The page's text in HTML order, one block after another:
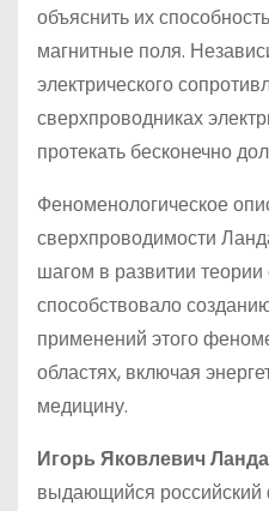
объяснить их
магнитные поля.
электрического
сверхпроводниках
протекать бесконечно
Феноменологическое
сверхпроводимости
шагом в развитии
способствовало
применений этого
областях, включая
медицину.
Игорь Яковлевич
выдающийся российский